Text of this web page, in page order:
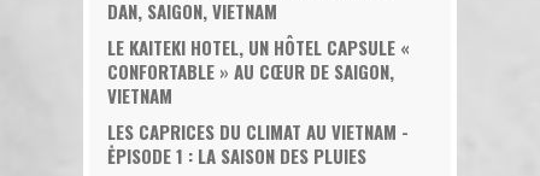
DAN, SAIGON, VIETNAM
LE KAITEKI HOTEL, UN HÔTEL CAPSULE «
CONFORTABLE » AU CŒUR DE SAIGON,
VIETNAM
LES CAPRICES DU CLIMAT AU VIETNAM -
ĖPISODE 1 : LA SAISON DES PLUIES